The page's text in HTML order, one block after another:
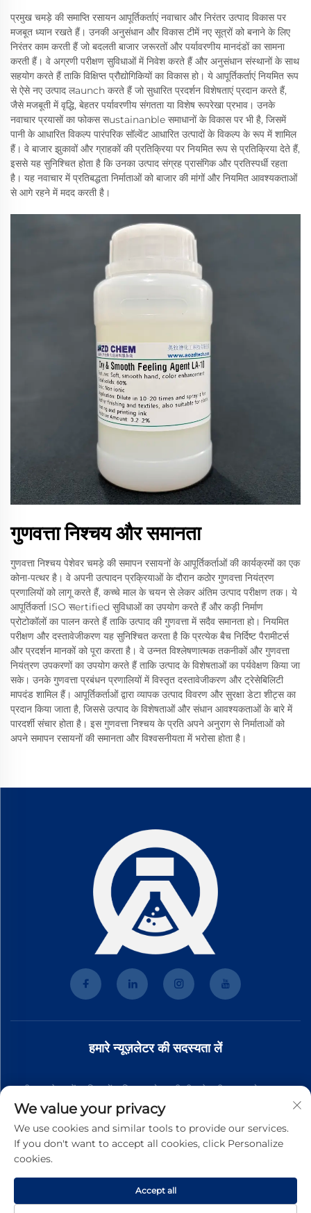
प्रमुख चमड़े की समाप्ति रसायन आपूर्तिकर्ताएं नवाचार और निरंतर उत्पाद विकास पर
मजबूत ध्यान रखते हैं। उनकी अनुसंधान और विकास टीमें नए सूत्रों को बनाने के लिए
निरंतर काम करती हैं जो बदलती बाजार जरूरतों और पर्यावरणीय मानदंडों का सामना
करती हैं। वे अग्रणी परीक्षण सुविधाओं में निवेश करते हैं और अनुसंधान संस्थानों के साथ
सहयोग करते हैं ताकि विक्षिप्त प्रौद्योगिकियों का विकास हो। ये आपूर्तिकर्ताएं नियमित रूप
से ऐसे नए उत्पाद लaunch करते हैं जो सुधारित प्रदर्शन विशेषताएं प्रदान करते हैं,
जैसे मजबूती में वृद्धि, बेहतर पर्यावरणीय संगतता या विशेष रूपरेखा प्रभाव। उनके
नवाचार प्रयासों का फोकस सustainanble समाधानों के विकास पर भी है, जिसमें
पानी के आधारित विकल्प पारंपरिक सॉल्वेंट आधारित उत्पादों के विकल्प के रूप में शामिल
हैं। वे बाजार झुकावों और ग्राहकों की प्रतिक्रिया पर नियमित रूप से प्रतिक्रिया देते हैं,
इससे यह सुनिश्चित होता है कि उनका उत्पाद संग्रह प्रासंगिक और प्रतिस्पर्धी रहता
है। यह नवाचार में प्रतिबद्धता निर्माताओं को बाजार की मांगों और नियमित आवश्यकताओं
से आगे रहने में मदद करती है।
गुणवत्ता निश्चय और समानता
गुणवत्ता निश्चय पेशेवर चमड़े की समापन रसायनों के आपूर्तिकर्ताओं की कार्यक्रमों का एक
कोना-पत्थर है। वे अपनी उत्पादन प्रक्रियाओं के दौरान कठोर गुणवत्ता नियंत्रण
प्रणालियों को लागू करते हैं, कच्चे माल के चयन से लेकर अंतिम उत्पाद परीक्षण तक। ये
आपूर्तिकर्ता ISO सertified सुविधाओं का उपयोग करते हैं और कड़ी निर्माण
प्रोटोकॉलों का पालन करते हैं ताकि उत्पाद की गुणवत्ता में सदैव समानता हो। नियमित
परीक्षण और दस्तावेजीकरण यह सुनिश्चित करता है कि प्रत्येक बैच निर्दिष्ट पैरामीटर्स
और प्रदर्शन मानकों को पूरा करता है। वे उन्नत विश्लेषणात्मक तकनीकों और गुणवत्ता
नियंत्रण उपकरणों का उपयोग करते हैं ताकि उत्पाद के विशेषताओं का पर्यवेक्षण किया जा
सके। उनके गुणवत्ता प्रबंधन प्रणालियों में विस्तृत दस्तावेजीकरण और ट्रेसेबिलिटी
मापदंड शामिल हैं। आपूर्तिकर्ताओं द्वारा व्यापक उत्पाद विवरण और सुरक्षा डेटा शीट्स का
प्रदान किया जाता है, जिससे उत्पाद के विशेषताओं और संधान आवश्यकताओं के बारे में
पारदर्शी संचार होता है। इस गुणवत्ता निश्चय के प्रति अपने अनुराग से निर्माताओं को
अपने समापन रसायनों की समानता और विश्वसनीयता में भरोसा होता है।
हमारे न्यूज़लेटर की सदस्यता लें
हमारी न्यूज़लेटर में शामिल हों ताकि आपको हमारी टीम से नवीनतम उद्योग समाचार,
अपडेट और अंतर्दृष्टि प्राप्त हो।
We value your privacy
We use cookies and similar tools to provide our services.
If you don't want to accept all cookies, click Personalize
cookies.
Accept all